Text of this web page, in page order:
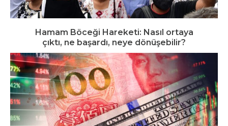
Hamam Böceği Hareketi: Nasıl ortaya
çıktı, ne başardı, neye dönüşebilir?